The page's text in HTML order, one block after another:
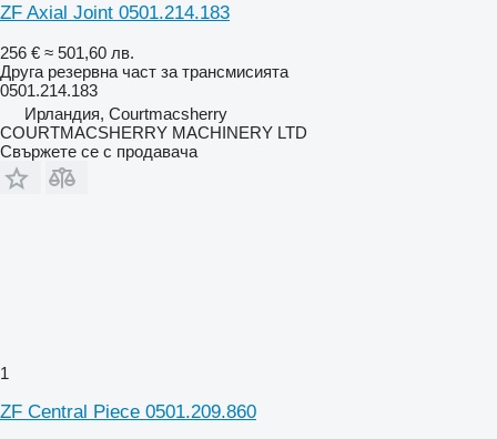
ZF Axial Joint 0501.214.183
256 € ≈ 501,60 лв.
Друга резервна част за трансмисията
0501.214.183
Ирландия, Courtmacsherry
COURTMACSHERRY MACHINERY LTD
Свържете се с продавача
1
ZF Central Piece 0501.209.860